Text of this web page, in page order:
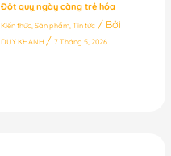
Đột quỵ ngày càng trẻ hóa
Kiến thức, Sản phẩm, Tin tức/ Bởi
DUY KHANH / 7 Tháng 5, 2026